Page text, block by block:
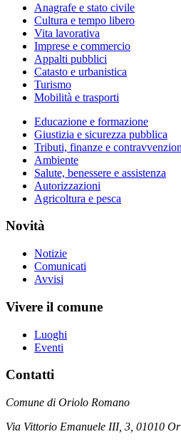
Anagrafe e stato civile
Cultura e tempo libero
Vita lavorativa
Imprese e commercio
Appalti pubblici
Catasto e urbanistica
Turismo
Mobilità e trasporti
Educazione e formazione
Giustizia e sicurezza pubblica
Tributi, finanze e
Ambiente
Salute, benessere e assistenza
Autorizzazioni
Agricoltura e pesca
Novità
Notizie
Comunicati
Avvisi
Vivere il comune
Luoghi
Eventi
Contatti
Comune di Oriolo Romano
Via Vittorio Emanuele III, 3, 01010